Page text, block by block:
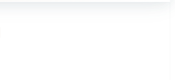
about specific topics
cultural wisdom